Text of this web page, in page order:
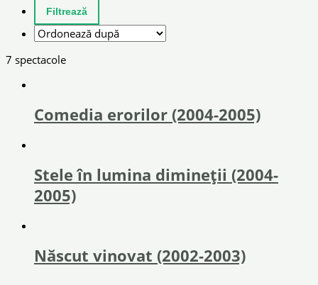
7 spectacole
Comedia erorilor (2004-2005)
Stele în lumina dimineții (2004-
2005)
Născut vinovat (2002-2003)